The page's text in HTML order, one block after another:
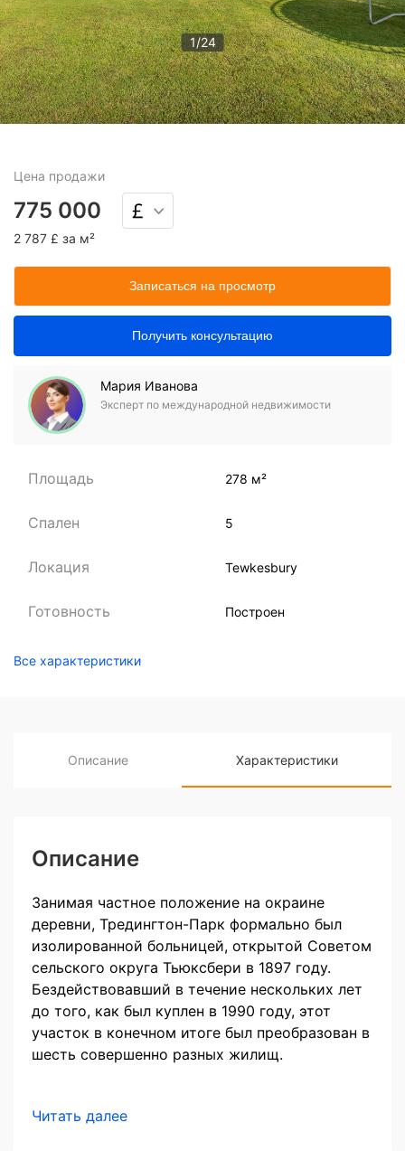
1/24
Цена продажи
775 000
2 787 £ за м²
Записаться на просмотр
Получить консультацию
Мария Иванова
Эксперт по международной недвижимости
Площадь 278 м²
Спален 5
Локация Tewkesbury
Готовность Построен
Все характеристики
Описание Характеристики
Описание
Занимая частное положение на окраине
деревни, Тредингтон-Парк формально был
изолированной больницей, открытой Советом
сельского округа Тьюксбери в 1897 году.
Бездействовавший в течение нескольких лет
до того, как был куплен в 1990 году, этот
участок в конечном итоге был преобразован в
шесть совершенно разных жилищ.
Читать далее